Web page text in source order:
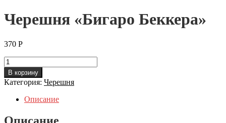
Черешня «Бигаро Беккера»
370 Р
Количество
Черешня
"Бигаро
Беккера"
В корзину
Категория: Черешня
Описание
Описание